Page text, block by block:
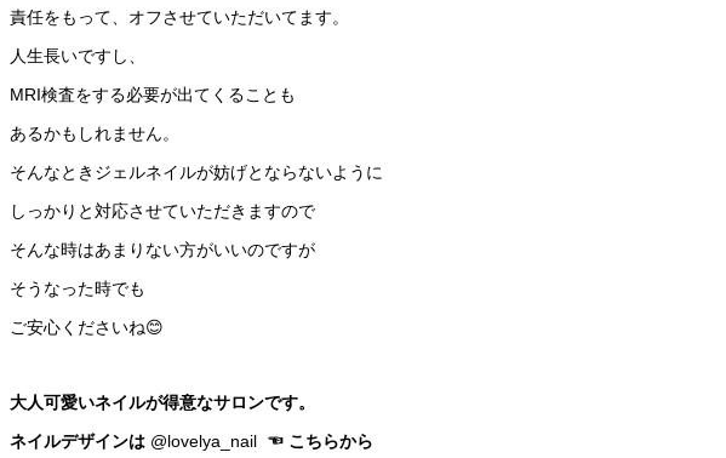
責任をもって、オフさせていただいてます。
人生長いですし、
MRI検査をする必要が出てくることも
あるかもしれません。
そんなときジェルネイルが妨げとならないように
しっかりと対応させていただきますので
そんな時はあまりない方がいいのですが
そうなった時でも
ご安心くださいね😊
大人可愛いネイルが得意なサロンです。
ネイルデザインは @lovelya_nail ☜ こちらから